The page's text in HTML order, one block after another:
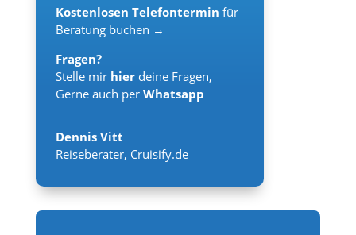
Kostenlosen Telefontermin für
Beratung buchen →
Fragen?
Stelle mir hier deine Fragen,
Gerne auch per Whatsapp
Dennis Vitt
Reiseberater, Cruisify.de